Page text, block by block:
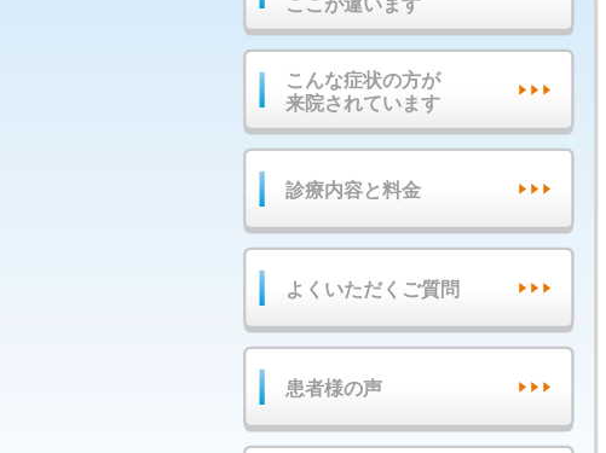
ここが違います
こんな症状の方が
来院されています
診療内容と料金
よくいただくご質問
患者様の声